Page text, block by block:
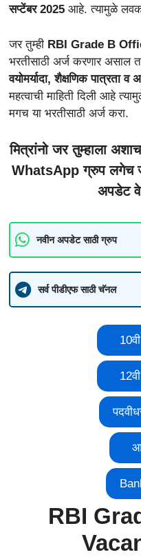
सप्टेंबर 2025 आहे. त्यामुळे
जर तुम्ही RBI Grade B
भरतीसाठी अर्ज करणार असाल
वयोमर्यादा, शैक्षणिक पात्रता
महत्वाची माहिती दिली आहे
मगच या भरतीसाठी अर्ज करा.
मित्रांनो जर तुम्हाला
WhatsApp ग्रुप लगेच
अपडेट
नवीन अपडेट साठी ग्रुप
सर्व पीडीएफ साठी चॅनल
RBI